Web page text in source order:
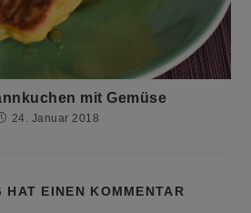
mit Gemüse
24. Januar 2018
HAT EINEN KOMMENTAR